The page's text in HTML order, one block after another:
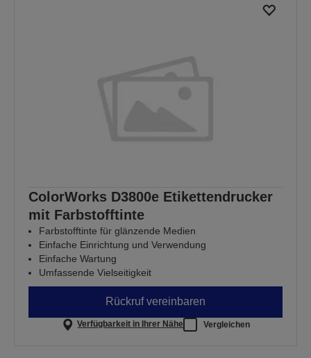
ColorWorks D3800e Etikettendrucker
mit Farbstofftinte
Farbstofftinte für glänzende Medien
Einfache Einrichtung und Verwendung
Einfache Wartung
Umfassende Vielseitigkeit
Rückruf vereinbaren
Verfügbarkeit in Ihrer Nähe Vergleichen